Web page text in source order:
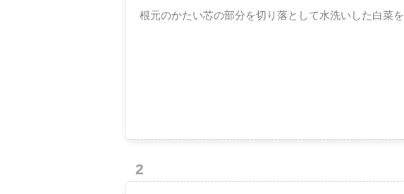
根元のかたい芯の部分を切り落として水洗いした白菜
2